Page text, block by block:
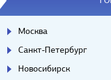
Москва
Санкт-Петербург
Новосибирск